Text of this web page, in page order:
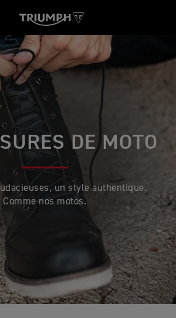
DE MOTO
un style authentique.
Comme nos motos.